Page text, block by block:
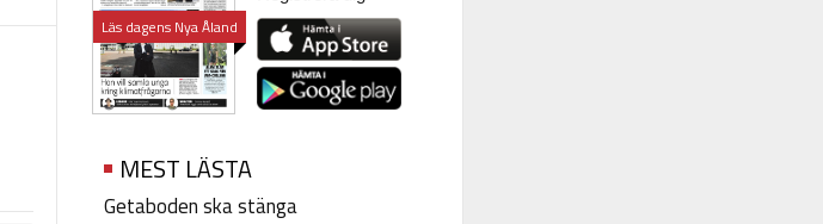
Läs dagens Nya Åland
MEST LÄSTA
Getaboden ska stänga